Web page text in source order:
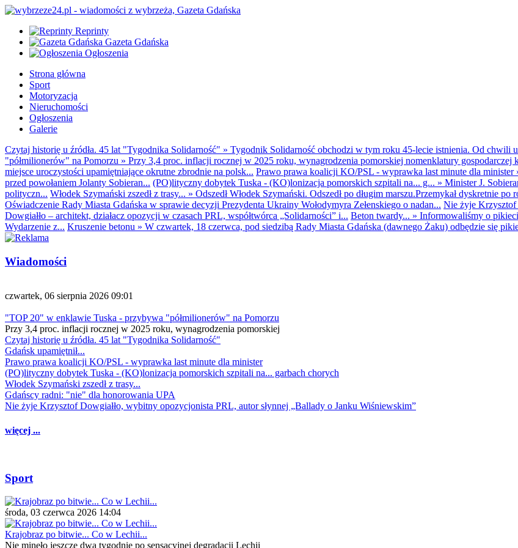
Reprinty
Gazeta Gdańska
Ogłoszenia
Strona główna
Sport
Motoryzacja
Nieruchomości
Ogłoszenia
Galerie
Czytaj historię u źródła. 45 lat "Tygodnika Solidarność" » Tygodnik Solidarność obchodzi w tym roku 45-lecie istnienia. Od chwili
"półmilionerów" na Pomorzu » Przy 3,4 proc. inflacji rocznej w 2025 roku, wynagrodzenia pomorskiej nomenklatury gospodarczej
miejsce uroczystości upamiętniające okrutne zbrodnie na polsk... Prawo prawa koalicji KO/PSL - wyprawka last minute dla minister
przed powołaniem Jolanty Sobieran... (PO)lityczny dobytek Tuska - (KO)lonizacja pomorskich szpitali na... g... » Minister J.
polityczn... Włodek Szymański zszedł z trasy... » Odszedł Włodek Szymański. Odszedł po długim marszu.Przemykał dyskretnie po
Oświadczenie Rady Miasta Gdańska w sprawie decyzji Prezydenta Ukrainy Wołodymyra Zełenskiego o nadan... Nie żyje Krzysztof
Dowgiałło – architekt, działacz opozycji w czasach PRL, współtwórca „Solidarności” i... Beton twardy... » Informowaliśmy o
Wydarzenie z... Kruszenie betonu » W czwartek, 18 czerwca, pod siedzibą Rady Miasta Gdańska (dawnego Żaku) odbędzie się
Wiadomości
czwartek, 06 sierpnia 2026 09:01
"TOP 20" w enklawie Tuska - przybywa "półmilionerów" na Pomorzu
Przy 3,4 proc. inflacji rocznej w 2025 roku, wynagrodzenia pomorskiej
Czytaj historię u źródła. 45 lat "Tygodnika Solidarność"
Gdańsk upamiętnił...
Prawo prawa koalicji KO/PSL - wyprawka last minute dla minister
(PO)lityczny dobytek Tuska - (KO)lonizacja pomorskich szpitali na... garbach chorych
Włodek Szymański zszedł z trasy...
Gdańscy radni: "nie" dla honorowania UPA
Nie żyje Krzysztof Dowgiałło, wybitny opozycjonista PRL, autor słynnej „Ballady o Janku Wiśniewskim”
więcej ...
Sport
środa, 03 czerwca 2026 14:04
Krajobraz po bitwie... Co w Lechii...
Nie minęło jeszcze dwa tygodnie po sensacyjnej degradacji Lechii